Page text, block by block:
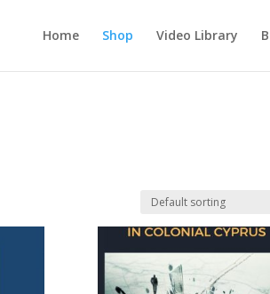
Home Shop Video Library